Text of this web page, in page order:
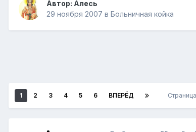
Автор: Алесь
29 ноября 2007 в Больничная койка
1 2 3 4 5 6 ВПЕРЁД Страница